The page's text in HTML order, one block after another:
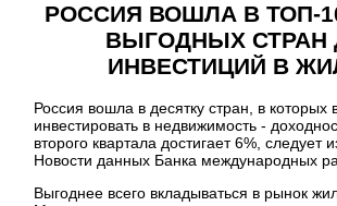
РОССИЯ ВОШЛА В ТОП-
ВЫГОДНЫХ СТРАН
ИНВЕСТИЦИЙ В
Россия вошла в десятку стран, в которых
инвестировать в недвижимость -
второго квартала достигает 6%, следует
Новости данных Банка международных
Выгоднее всего вкладываться в рынок